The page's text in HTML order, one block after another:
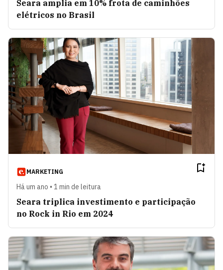
Seara amplia em 10% frota de caminhões
elétricos no Brasil
MARKETING
Há um ano • 1 min de leitura
Seara triplica investimento e participação
no Rock in Rio em 2024